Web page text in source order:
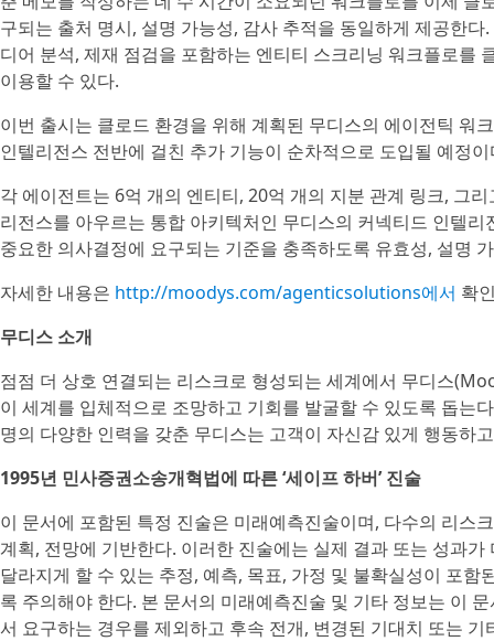
구되는 출처 명시, 설명 가능성, 감사 추적을 동일하게 제공한
디어 분석, 제재 점검을 포함하는 엔티티 스크리닝 워크플로를
이용할 수 있다.
이번 출시는 클로드 환경을 위해 계획된 무디스의 에이전틱 워
인텔리전스 전반에 걸친 추가 기능이 순차적으로 도입될 예정이
각 에이전트는 6억 개의 엔티티, 20억 개의 지분 관계 링크, 그
리전스를 아우르는 통합 아키텍처인 무디스의 커넥티드 인텔
중요한 의사결정에 요구되는 기준을 충족하도록 유효성, 설명
자세한 내용은 http://moodys.com/agenticsolutions에서 확
무디스 소개
점점 더 상호 연결되는 리스크로 형성되는 세계에서 무디스
이 세계를 입체적으로 조망하고 기회를 발굴할 수 있도록 돕는
명의 다양한 인력을 갖춘 무디스는 고객이 자신감 있게 행동하
1995년 민사증권소송개혁법에 따른 ‘세이프 하버’ 진술
이 문서에 포함된 특정 진술은 미래예측진술이며, 다수의 리스
계획, 전망에 기반한다. 이러한 진술에는 실제 결과 또는 성과
달라지게 할 수 있는 추정, 예측, 목표, 가정 및 불확실성이 포
록 주의해야 한다. 본 문서의 미래예측진술 및 기타 정보는 이
서 요구하는 경우를 제외하고 후속 전개, 변경된 기대치 또는